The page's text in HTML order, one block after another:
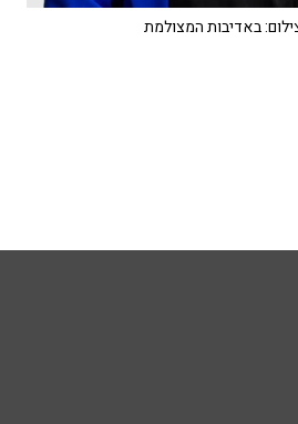
באדיבות המצולמת